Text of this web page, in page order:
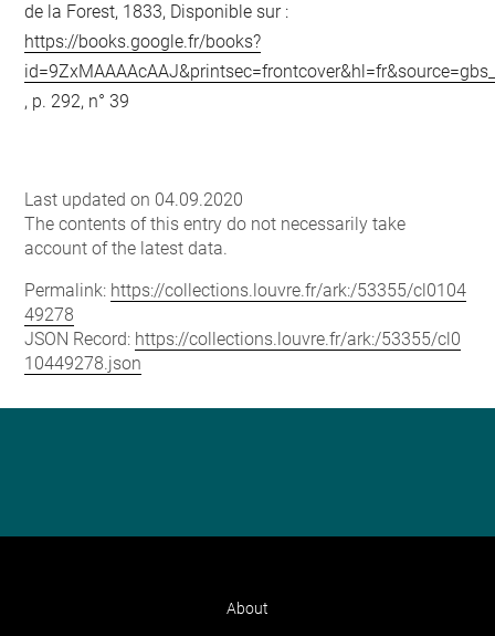
de la Forest, 1833, Disponible sur :
https://books.google.fr/books?
, p. 292, n° 39
Last updated on 04.09.2020
The contents of this entry do not necessarily take
account of the latest data.
Permalink: https://collections.louvre.fr/ark:/53355/cl0104
49278
JSON Record: https://collections.louvre.fr/ark:/53355/cl0
10449278.json
About